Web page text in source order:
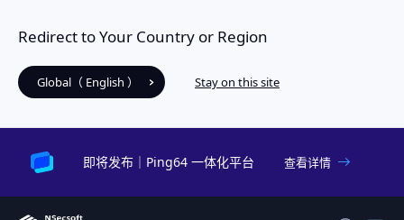
Redirect to Your Country or Region
Global（ English ） Stay on this site
即将发布｜Ping64 一体化平台 查看详情